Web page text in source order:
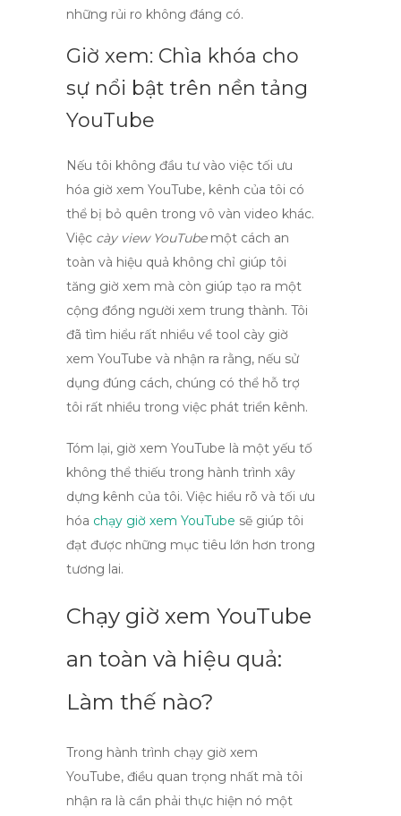
những rủi ro không đáng có.
Giờ xem: Chìa khóa cho
sự nổi bật trên nền tảng
YouTube
Nếu tôi không đầu tư vào việc tối ưu
hóa giờ xem YouTube, kênh của tôi có
thể bị bỏ quên trong vô vàn video khác.
Việc cày view YouTubemột cách an
toàn và hiệu quả không chỉ giúp tôi
tăng giờ xem mà còn giúp tạo ra một
cộng đồng người xem trung thành. Tôi
đã tìm hiểu rất nhiều về tool cày giờ
xem YouTube và nhận ra rằng, nếu sử
dụng đúng cách, chúng có thể hỗ trợ
tôi rất nhiều trong việc phát triển kênh.
Tóm lại, giờ xem YouTube là một yếu tố
không thể thiếu trong hành trình xây
dựng kênh của tôi. Việc hiểu rõ và tối ưu
hóa chạy giờ xem YouTube sẽ giúp tôi
đạt được những mục tiêu lớn hơn trong
tương lai.
Chạy giờ xem YouTube
an toàn và hiệu quả:
Làm thế nào?
Trong hành trình chạy giờ xem
YouTube, điều quan trọng nhất mà tôi
nhận ra là cần phải thực hiện nó một